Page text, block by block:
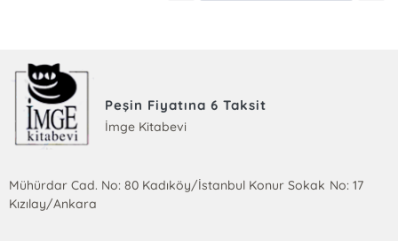
Peşin Fiyatına 6 Taksit
İmge Kitabevi
Mühürdar Cad. No: 80 Kadıköy/İstanbul Konur Sokak No: 17
Kızılay/Ankara